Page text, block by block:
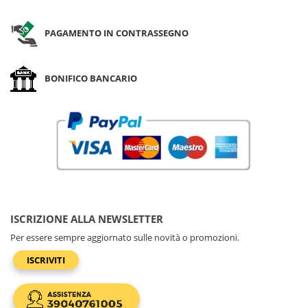
PAGAMENTO IN CONTRASSEGNO
BONIFICO BANCARIO
ISCRIZIONE ALLA NEWSLETTER
Per essere sempre aggiornato sulle novità o promozioni.
ISCRIVITI